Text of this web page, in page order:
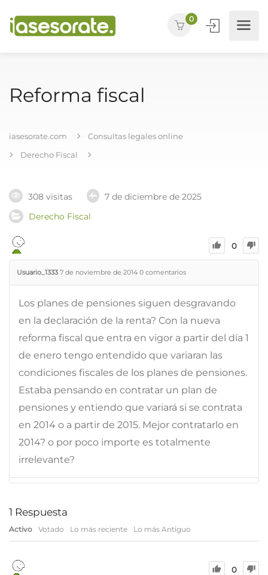
0
Reforma fiscal
iasesorate.com
Consultas legales online
Derecho Fiscal
308 visitas
7 de diciembre de 2025
Derecho Fiscal
0
Usuario_1333 7 de noviembre de 2014 0 comentarios
Los planes de pensiones siguen desgravando
en la declaración de la renta? Con la nueva
reforma fiscal que entra en vigor a partir del día 1
de enero tengo entendido que variaran las
condiciones fiscales de los planes de pensiones.
Estaba pensando en contratar un plan de
pensiones y entiendo que variará si se contrata
en 2014 o a partir de 2015. Mejor contratarlo en
2014? o por poco importe es totalmente
irrelevante?
1 Respuesta
Activo Votado Lo más reciente Lo más Antiguo
0